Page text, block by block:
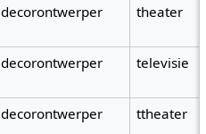
decorontwerper theater
decorontwerper televisie
decorontwerper ttheater